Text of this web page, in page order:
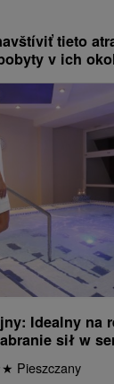
tieto
v ich
Idealny na
sił w
★ Pieszczany